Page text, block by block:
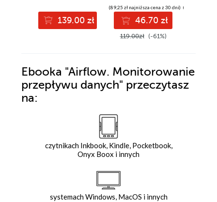
139.00 zł
(89,25 zł najniższa cena z 30 dni)
46.70 zł
119.00zł (-61%)
(126,75 zł
Ebooka "Airflow. Monitorowanie
przepływu danych" przeczytasz
na:
czytnikach Inkbook, Kindle, Pocketbook,
Onyx Boox i innych
systemach Windows, MacOS i innych